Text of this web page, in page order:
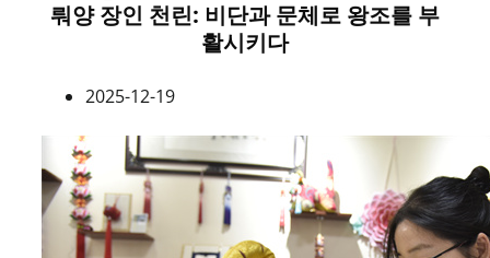
뤄양 장인 천린: 비단과 문체로 왕조를 부
활시키다
2025-12-19